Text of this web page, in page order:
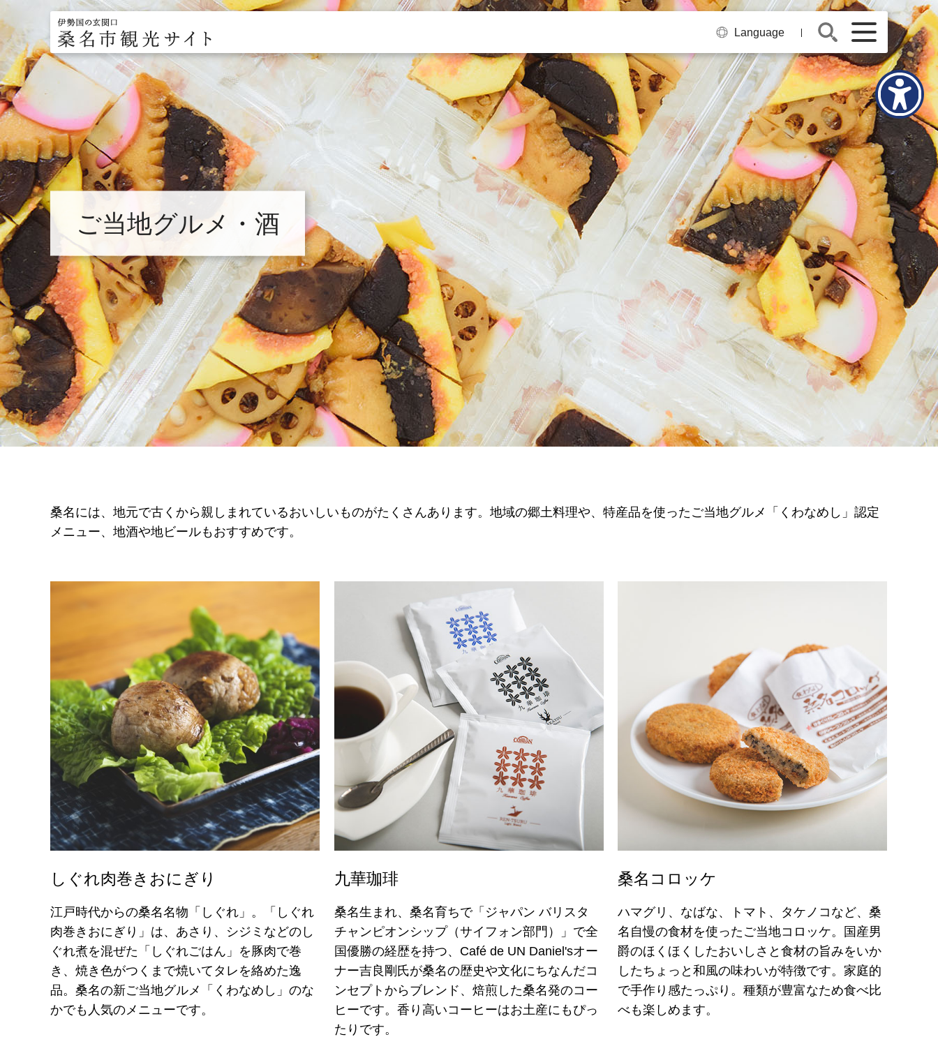
伊勢国の玄関口
桑名市観光サイト
Language
ご当地グルメ・酒
桑名には、地元で古くから親しまれているおいしいものがたくさんあります。地域の郷土料理や、特産品を使ったご当地グルメ「くわなめし」認定
メニュー、地酒や地ビールもおすすめです。
しぐれ肉巻きおにぎり
江戸時代からの桑名名物「しぐれ」。「しぐれ
肉巻きおにぎり」は、あさり、シジミなどのし
ぐれ煮を混ぜた「しぐれごはん」を豚肉で巻
き、焼き色がつくまで焼いてタレを絡めた逸
品。桑名の新ご当地グルメ「くわなめし」のな
かでも人気のメニューです。
九華珈琲
桑名生まれ、桑名育ちで「ジャパン バリスタ
チャンピオンシップ（サイフォン部門）」で全
国優勝の経歴を持つ、Café de UN Daniel'sオー
ナー吉良剛氏が桑名の歴史や文化にちなんだコ
ンセプトからブレンド、焙煎した桑名発のコー
ヒーです。香り高いコーヒーはお土産にもぴっ
たりです。
桑名コロッケ
ハマグリ、なばな、トマト、タケノコなど、桑
名自慢の食材を使ったご当地コロッケ。国産男
爵のほくほくしたおいしさと食材の旨みをいか
したちょっと和風の味わいが特徴です。家庭的
で手作り感たっぷり。種類が豊富なため食べ比
べも楽しめます。